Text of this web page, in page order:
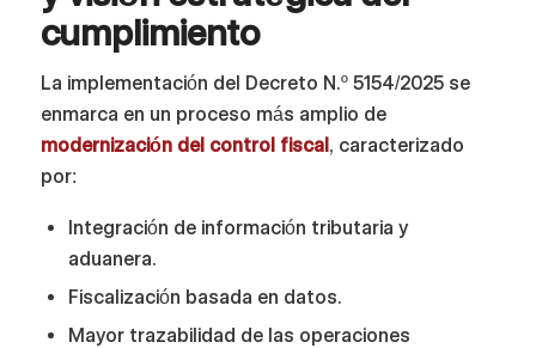
cumplimiento
La implementación del Decreto N.º 5154/2025 se
enmarca en un proceso más amplio de
modernización del control fiscal, caracterizado
por:
Integración de información tributaria y
aduanera.
Fiscalización basada en datos.
Mayor trazabilidad de las operaciones